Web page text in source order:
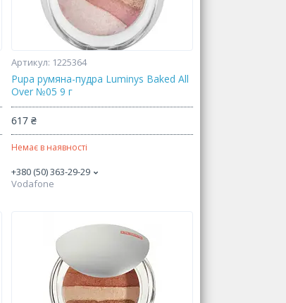
1225364
Pupa румяна-пудра Luminys Baked All
Over №05 9 г
617 ₴
Немає в наявності
+380 (50) 363-29-29
Vodafone